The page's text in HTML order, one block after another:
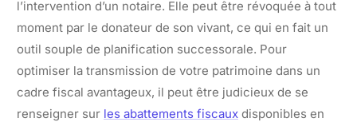
l’intervention d’un notaire. Elle peut être révoquée à tout
moment par le donateur de son vivant, ce qui en fait un
outil souple de planification successorale. Pour
optimiser la transmission de votre patrimoine dans un
cadre fiscal avantageux, il peut être judicieux de se
renseigner sur les abattements fiscaux disponibles en